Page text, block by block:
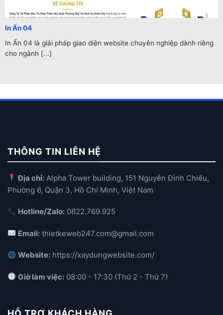
In Ấn 04
In Ấn 04 là giải pháp giao diện website chuyên nghiệp dành riêng
cho ngành [...]
THÔNG TIN LIÊN HỆ
Địa chỉ: Alpha Tower building, 151 Nguyễn Đình Chiểu,
Phường 6, Quận 3, Hồ Chí Minh, Việt Nam
Hotline/Zalo: 0822.769.925
Email: thietkeweb247.com@gmail.com
Website: https://xaydungwebsite.com/
Giờ làm việc: 08:00 - 17:30 (Thứ 2 - Thứ 7)